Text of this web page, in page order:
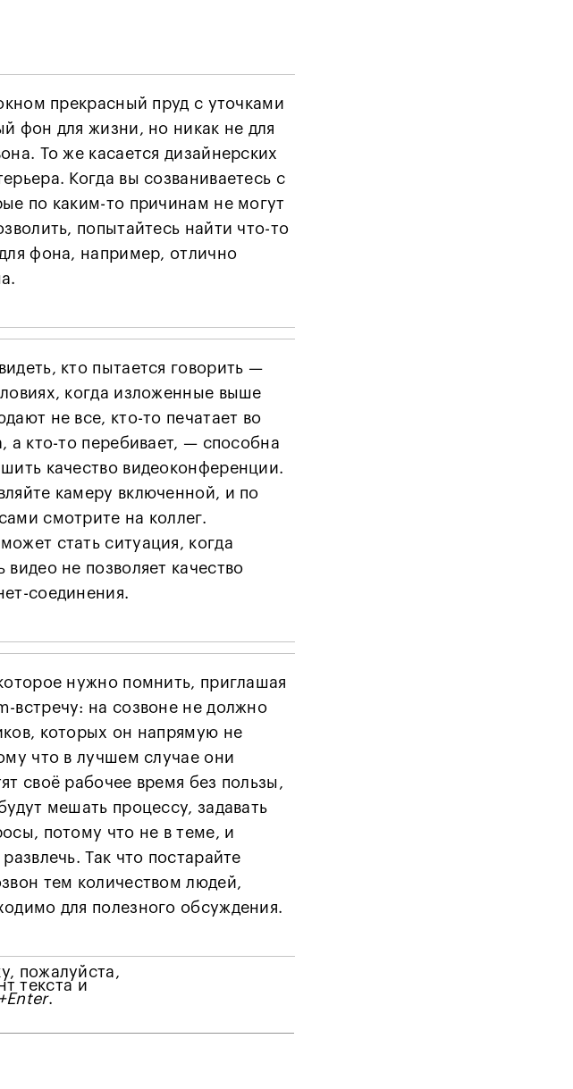
прекрасный пруд с уточками
фон для жизни, но никак не для
То же касается дизайнерских
Когда вы созваниваетесь с
по каким-то причинам не могут
попытайтесь найти что-то
фона, например, отлично
кто пытается говорить —
когда изложенные выше
не все, кто-то печатает во
а кто-то перебивает, — способна
качество видеоконференции.
камеру включенной, и по
смотрите на коллег.
стать ситуация, когда
видео не позволяет качество
соединения.
нужно помнить, приглашая
встречу: на созвоне не должно
которых он напрямую не
что в лучшем случае они
своё рабочее время без пользы,
мешать процессу, задавать
потому что не в теме, и
Так что постарайте
тем количеством людей,
для полезного обсуждения.
пожалуйста,
текста и
.